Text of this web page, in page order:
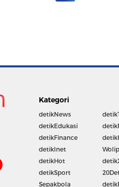
Kategori
detikNews
detikEdukasi
detikFinance
detikInet
detikHot
detikSport
Sepakbola